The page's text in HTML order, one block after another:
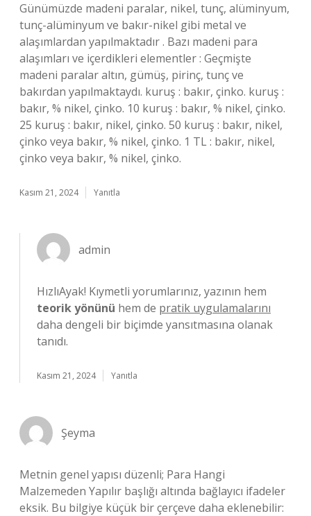
Günümüzde madeni paralar, nikel, tunç, alüminyum,
tunç-alüminyum ve bakır-nikel gibi metal ve
alaşımlardan yapılmaktadır . Bazı madeni para
alaşımları ve içerdikleri elementler : Geçmişte
madeni paralar altın, gümüş, pirinç, tunç ve
bakırdan yapılmaktaydı. kuruş : bakır, çinko. kuruş :
bakır, % nikel, çinko. 10 kuruş : bakır, % nikel, çinko.
25 kuruş : bakır, nikel, çinko. 50 kuruş : bakır, nikel,
çinko veya bakır, % nikel, çinko. 1 TL : bakır, nikel,
çinko veya bakır, % nikel, çinko.
Kasım 21, 2024 Yanıtla
admin
HızlıAyak! Kıymetli yorumlarınız, yazının hem
teorik yönünü hem de pratik uygulamalarını
daha dengeli bir biçimde yansıtmasına olanak
tanıdı.
Kasım 21, 2024 Yanıtla
Şeyma
Metnin genel yapısı düzenli; Para Hangi
Malzemeden Yapılır başlığı altında bağlayıcı ifadeler
eksik. Bu bilgiye küçük bir çerçeve daha eklenebilir: